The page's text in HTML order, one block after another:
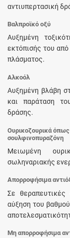
αντιυπερτασική
Βαλπροϊκό οξύ
Αυξημένη
εκτόπισής του
πλάσματος.
Αλκοόλ
Αυξημένη βλάβη
και παράταση
δράσης.
Ουρικοζουρικά
σουλφινοπυραζόνη
Μειωμένη
σωληναριακής
Απορροφήσιμα
Σε
αύξηση του
Μη απορροφήσιμα